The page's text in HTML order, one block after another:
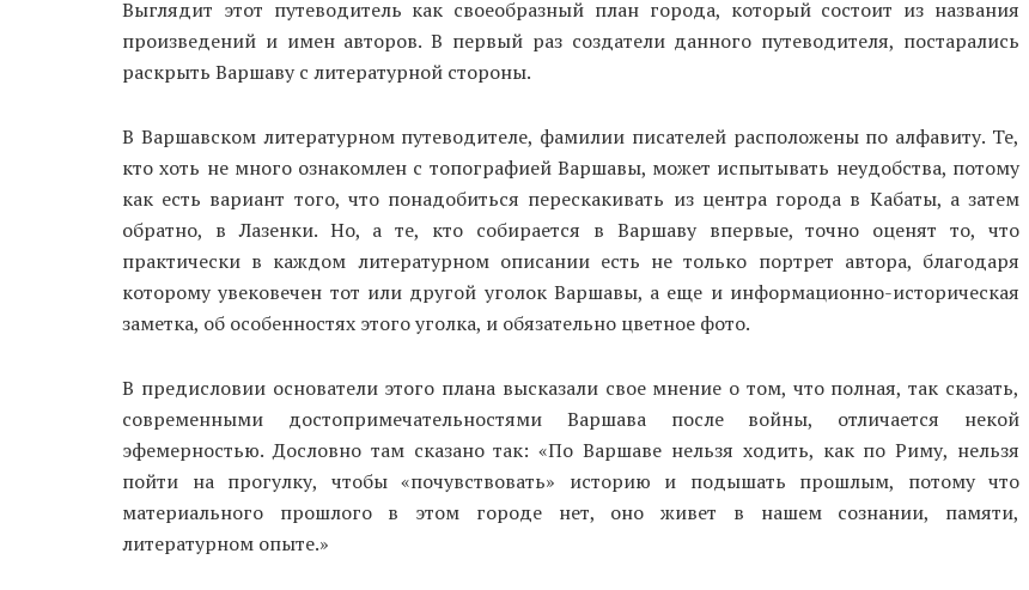
Выглядит этот путеводитель как своеобразный план города, который состоит из названия
произведений и имен авторов. В первый раз создатели данного путеводителя, постарались
раскрыть Варшаву с литературной стороны.
В Варшавском литературном путеводителе, фамилии писателей расположены по алфавиту. Те,
кто хоть не много ознакомлен с топографией Варшавы, может испытывать неудобства, потому
как есть вариант того, что понадобиться перескакивать из центра города в Кабаты, а затем
обратно, в Лазенки. Но, а те, кто собирается в Варшаву впервые, точно оценят то, что
практически в каждом литературном описании есть не только портрет автора, благодаря
которому увековечен тот или другой уголок Варшавы, а еще и информационно-историческая
заметка, об особенностях этого уголка, и обязательно цветное фото.
В предисловии основатели этого плана высказали свое мнение о том, что полная, так сказать,
современными достопримечательностями Варшава после войны, отличается некой
эфемерностью. Дословно там сказано так: «По Варшаве нельзя ходить, как по Риму, нельзя
пойти на прогулку, чтобы «почувствовать» историю и подышать прошлым, потому что
материального прошлого в этом городе нет, оно живет в нашем сознании, памяти,
литературном опыте.»